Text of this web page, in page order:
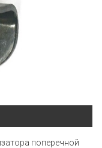
поперечной